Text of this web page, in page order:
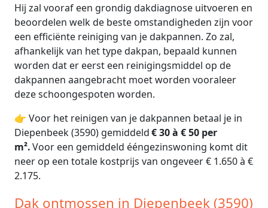
Hij zal vooraf een grondig dakdiagnose uitvoeren en
beoordelen welk de beste omstandigheden zijn voor
een efficiënte reiniging van je dakpannen. Zo zal,
afhankelijk van het type dakpan, bepaald kunnen
worden dat er eerst een reinigingsmiddel op de
dakpannen aangebracht moet worden vooraleer
deze schoongespoten worden.
👉 Voor het reinigen van je dakpannen betaal je in
Diepenbeek (3590) gemiddeld€ 30 à € 50 per
m².Voor een gemiddeld ééngezinswoning komt dit
neer op een totale kostprijs van ongeveer € 1.650 à €
2.175.
Dak ontmossen in Diepenbeek (3590)